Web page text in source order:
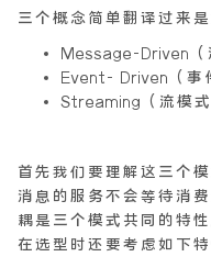
三个概念简单翻译过来是
Message-Driven（
Event- Driven（事
Streaming（流模式
首先我们要理解这三个
消息的服务不会等待消
耦是三个模式共同的特
在选型时还要考虑如下特